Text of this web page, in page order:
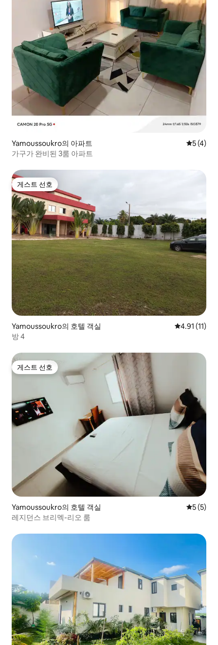
Yamoussoukro의 아파트 평점 5점
5 (4)
가구가 완비된 3룸 아파트
게스트 선호
게스트 선호
Yamoussoukro의 호텔 객실 평점 4.91점
4.91 (11)
방 4
게스트 선호
게스트 선호
Yamoussoukro의 호텔 객실 평점 5점
5 (5)
레지던스 브리멕-리오 룸